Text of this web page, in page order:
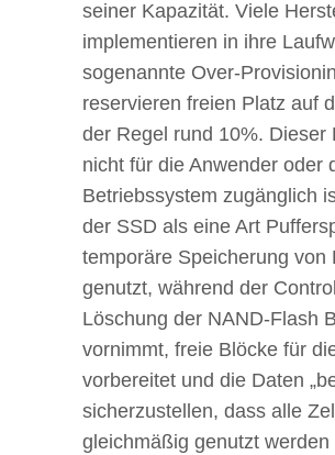
seiner Kapazität. Viele
implementieren in ihre
sogenannte Over-
reservieren freien Platz auf
der Regel rund 10%. Dieser
nicht für die Anwender oder
Betriebssystem zugänglich
der SSD als eine Art
temporäre Speicherung von
genutzt, während der
Löschung der NAND-Flash
vornimmt, freie Blöcke für
vorbereitet und die Daten
sicherzustellen, dass alle
gleichmäßig genutzt werden